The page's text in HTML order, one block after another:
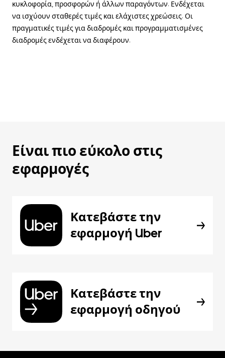
κυκλοφορία, προσφορών ή άλλων παραγόντων. Ενδέχεται
να ισχύουν σταθερές τιμές και ελάχιστες χρεώσεις. Οι
πραγματικές τιμές για διαδρομές και προγραμματισμένες
διαδρομές ενδέχεται να διαφέρουν.
Είναι πιο εύκολο στις
εφαρμογές
Κατεβάστε την
εφαρμογή Uber
Κατεβάστε την
εφαρμογή οδηγού